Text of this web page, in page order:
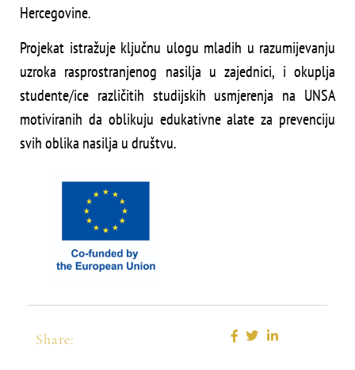
Hercegovine.
Projekat istražuje ključnu ulogu mladih u razumijevanju
uzroka rasprostranjenog nasilja u zajednici, i okuplja
studente/ice različitih studijskih usmjerenja na UNSA
motiviranih da oblikuju edukativne alate za prevenciju
svih oblika nasilja u društvu.
Share: